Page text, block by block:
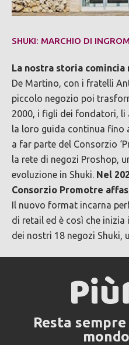
SHUKI: MARCHIO DI
La nostra storia comincia
De Martino, con i fratelli
piccolo negozio poi
2000, i figli dei fondatori, li
la loro guida continua fino
a far parte del Consorzio
la rete di negozi Proshop,
evoluzione in Shuki. Nel
Consorzio Promotre
Il nuovo format incarna
di retail ed è così che
dei nostri 18 negozi Shuki,
Resta